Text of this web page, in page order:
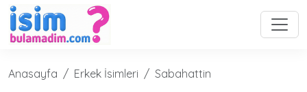
Anasayfa Erkek İsimleri Sabahattin